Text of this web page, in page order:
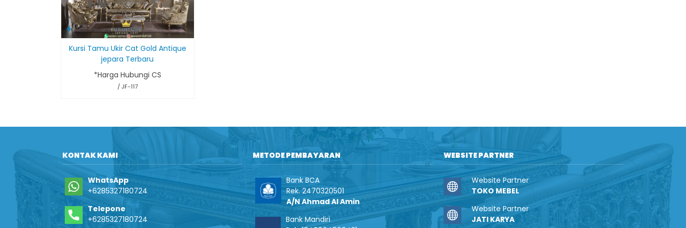
Kursi Tamu Ukir Cat Gold Antique
jepara Terbaru
*Harga Hubungi CS
/ JF-117
KONTAK KAMI
WhatsApp
+6285327180724
Telepone
+6285327180724
METODE PEMBAYARAN
Bank BCA
Rek. 2470320501
A/N Ahmad Al Amin
Bank Mandiri
WEBSITE PARTNER
Website Partner
TOKO MEBEL
Website Partner
JATI KARYA